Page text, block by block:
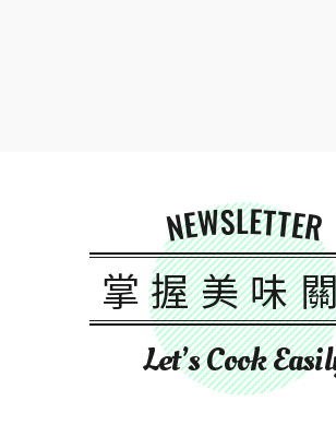
NEWSLETTER
掌握美味
Let’s Cook